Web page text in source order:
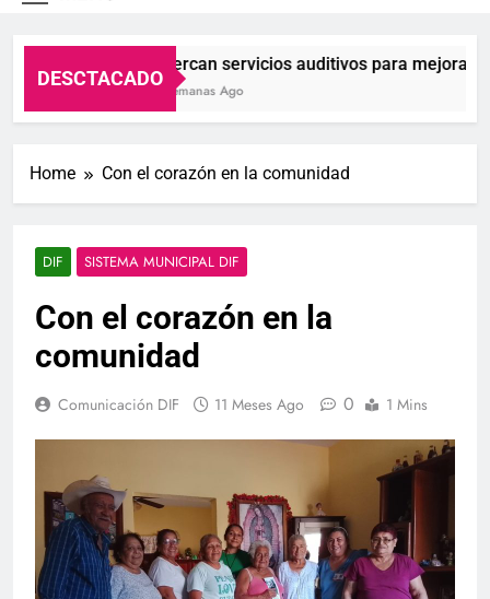
DESCTACADO
Acercan servicios auditivos para mejorar
2 Semanas Ago
Home Con el corazón en la comunidad
DIF SISTEMA MUNICIPAL DIF
Con el corazón en la
comunidad
Comunicación DIF 11 Meses Ago 0 1 Mins